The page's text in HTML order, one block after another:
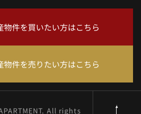
物件を買いたい方はこちら
物件を売りたい方はこちら
All rights